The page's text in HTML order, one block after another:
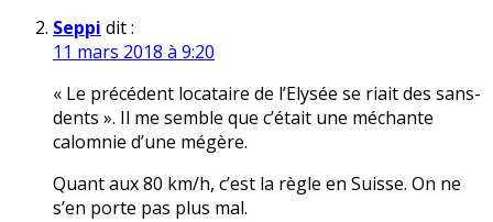
Seppi dit :
11 mars 2018 à 9:20
« Le précédent locataire de l’Elysée se riait des sans-
dents ». Il me semble que c’était une méchante
calomnie d’une mégère.
Quant aux 80 km/h, c’est la règle en Suisse. On ne
s’en porte pas plus mal.